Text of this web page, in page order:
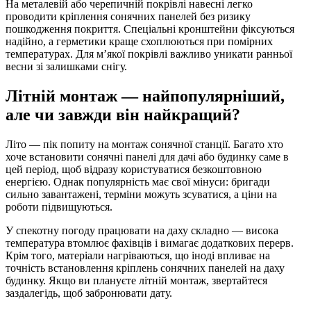
На металевій або черепичній покрівлі навесні легко
проводити кріплення сонячних панелей без ризику
пошкодження покриття. Спеціальні кронштейни фіксуються
надійно, а герметики краще схоплюються при помірних
температурах. Для м’якої покрівлі важливо уникати ранньої
весни зі залишками снігу.
Літній монтаж — найпопулярніший,
але чи завжди він найкращий?
Літо — пік попиту на монтаж сонячної станції. Багато хто
хоче встановити сонячні панелі для дачі або будинку саме в
цей період, щоб відразу користуватися безкоштовною
енергією. Однак популярність має свої мінуси: бригади
сильно завантажені, терміни можуть зсуватися, а ціни на
роботи підвищуються.
У спекотну погоду працювати на даху складно — висока
температура втомлює фахівців і вимагає додаткових перерв.
Крім того, матеріали нагріваються, що іноді впливає на
точність встановлення кріплень сонячних панелей на даху
будинку. Якщо ви плануєте літній монтаж, звертайтеся
заздалегідь, щоб забронювати дату.